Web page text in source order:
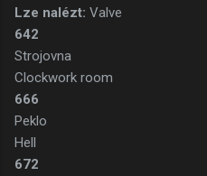
Lze nalézt: Valve
642
Strojovna
Clockwork room
666
Peklo
Hell
672